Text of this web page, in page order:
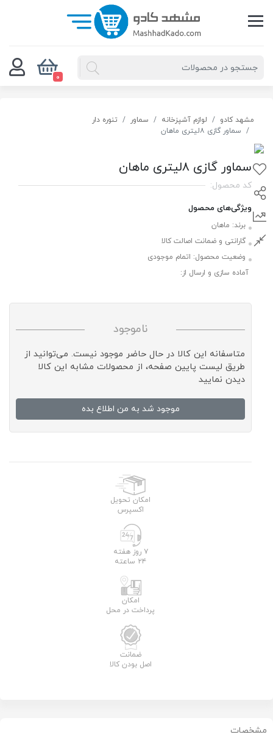
0
مشهد کادو لوازم آشپزخانه سماور
تنوره دار
سماور گازی ۸لیتری ماهان
سماور گازی ۸لیتری ماهان
کد محصول:
ویژگی‌های محصول
برند: ماهان
گارانتی و ضمانت اصالت کالا
وضعیت محصول: اتمام موجودی
آماده سازی و ارسال از:
ناموجود
متاسفانه این کالا در حال حاضر موجود نیست. می‌توانید از
طریق لیست پایین صفحه، از محصولات مشابه این کالا
دیدن نمایید
موجود شد به من اطلاع بده
امکان تحویل
اکسپرس
۷ روز هفته
۲۴ ساعته
امکان
پرداخت در محل
ضمانت
اصل بودن کالا
مشخصات